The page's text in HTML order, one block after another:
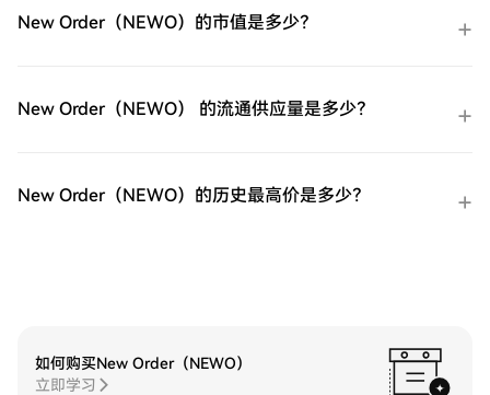
的GIGADEC（GIGADEV）购买完您的
GIGADEC（GIGADEV）后，将其存储在您的
货币。第四步：交易GIGADEC（GIGADEV）
在HTX的现货市场轻松交易
控。HTX为初学者和经验丰富的交易者提供
了友好的用户体验。
New Order（NEWO）的市值是多少？
New Order（NEWO） 的流通供应量是多少？
New Order（NEWO）的历史最高价是多少？
如何购买New Order（NEWO）
立即学习